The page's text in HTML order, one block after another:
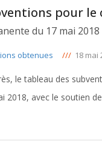
pour
du 17 mai 2018
obtenues /// 18 mai
le tableau des
2018, avec le soutien